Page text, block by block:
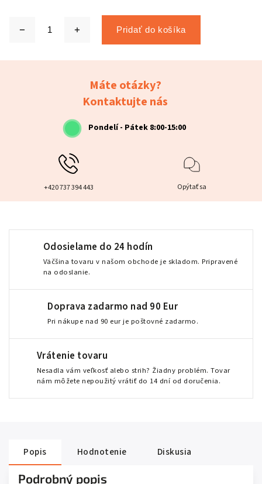
Pridať do košíka
Máte otázky?
Kontaktujte nás
Pondelí - Pátek 8:00-15:00
+420 737 394 443 Opýtať sa
Odosielame do 24 hodín
Väčšina tovaru v našom obchode je skladom. Pripravené
na odoslanie.
Doprava zadarmo nad 90 Eur
Pri nákupe nad 90 eur je poštovné zadarmo.
Vrátenie tovaru
Nesadla vám veľkosť alebo strih? Žiadny problém. Tovar
nám môžete nepoužitý vrátiť do 14 dní od doručenia.
Popis Hodnotenie Diskusia
Podrobný popis